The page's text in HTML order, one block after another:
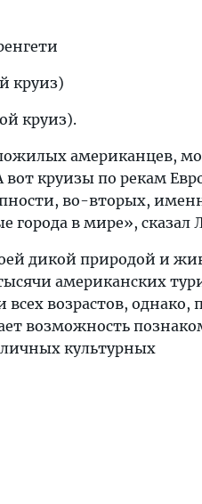
круиз)
круиз).
американцев,
круизы по рекам
во-вторых,
города в мире», сказал
дикой природой и
американских
всех возрастов,
возможность
культурных